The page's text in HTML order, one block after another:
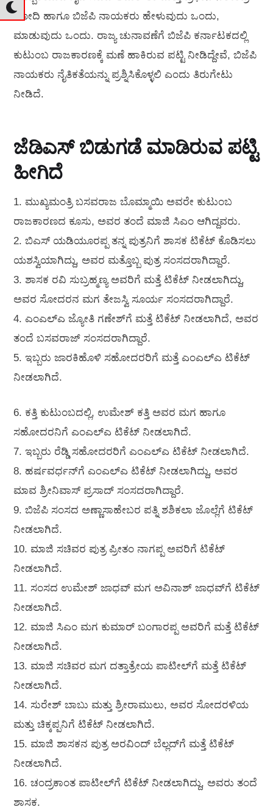
ಮೋದಿ ಹಾಗೂ ಬಿಜೆಪಿ ನಾಯಕರು ಹೇಳುವುದು ಒಂದು,
ಮಾಡುವುದು ಒಂದು. ರಾಜ್ಯ ಚುನಾವಣೆಗೆ ಬಿಜೆಪಿ ಕರ್ನಾಟಕದಲ್ಲಿ
ಕುಟುಂಬ ರಾಜಕಾರಣಕ್ಕೆ ಮಣೆ ಹಾಕಿರುವ ಪಟ್ಟಿ ನೀಡಿದ್ದೇವೆ, ಬಿಜೆಪಿ
ನಾಯಕರು ನೈತಿಕತೆಯನ್ನು ಪ್ರಶ್ನಿಸಿಕೊಳ್ಳಲಿ ಎಂದು ತಿರುಗೇಟು
ನೀಡಿದೆ.
ಜೆಡಿಎಸ್‌ ಬಿಡುಗಡೆ ಮಾಡಿರುವ ಪಟ್ಟಿ
ಹೀಗಿದೆ
1. ಮುಖ್ಯಮಂತ್ರಿ ಬಸವರಾಜ ಬೊಮ್ಮಾಯಿ ಅವರೇ ಕುಟುಂಬ
ರಾಜಕಾರಣದ ಕೂಸು, ಅವರ ತಂದೆ ಮಾಜಿ ಸಿಎಂ ಆಗಿದ್ದವರು.
2. ಬಿಎಸ್‌ ಯಡಿಯೂರಪ್ಪ ತನ್ನ ಪುತ್ರನಿಗೆ ಶಾಸಕ ಟಿಕೆಟ್ ಕೊಡಿಸಲು
ಯಶಸ್ವಿಯಾಗಿದ್ದು, ಅವರ ಮತ್ತೊಬ್ಬ ಪುತ್ರ ಸಂಸದರಾಗಿದ್ದಾರೆ.
3. ಶಾಸಕ ರವಿ ಸುಬ್ರಹ್ಮಣ್ಯ ಅವರಿಗೆ ಮತ್ತೆ ಟಿಕೆಟ್ ನೀಡಲಾಗಿದ್ದು,
ಅವರ ಸೋದರನ ಮಗ ತೇಜಸ್ವಿ ಸೂರ್ಯ ಸಂಸದರಾಗಿದ್ದಾರೆ.
4. ಎಂಎಲ್‌ಎ ಜ್ಯೋತಿ ಗಣೇಶ್‌ಗೆ ಮತ್ತೆ ಟಿಕೆಟ್ ನೀಡಲಾಗಿದೆ, ಅವರ
ತಂದೆ ಬಸವರಾಜ್ ಸಂಸದರಾಗಿದ್ದಾರೆ.
5. ಇಬ್ಬರು ಜಾರಕಿಹೊಳಿ ಸಹೋದರರಿಗೆ ಮತ್ತೆ ಎಂಎಲ್‌ಎ ಟಿಕೆಟ್
ನೀಡಲಾಗಿದೆ.
6. ಕತ್ತಿ ಕುಟುಂಬದಲ್ಲಿ, ಉಮೇಶ್ ಕತ್ತಿ ಅವರ ಮಗ ಹಾಗೂ
ಸಹೋದರನಿಗೆ ಎಂಎಲ್‌ಎ ಟಿಕೆಟ್ ನೀಡಲಾಗಿದೆ.
7. ಇಬ್ಬರು ರೆಡ್ಡಿ ಸಹೋದರರಿಗೆ ಎಂಎಲ್ಎ ಟಿಕೆಟ್ ನೀಡಲಾಗಿದೆ.
8. ಹರ್ಷವರ್ಧನ್‌ಗೆ ಎಂಎಲ್‌ಎ ಟಿಕೆಟ್ ನೀಡಲಾಗಿದ್ದು, ಅವರ
ಮಾವ ಶ್ರೀನಿವಾಸ್ ಪ್ರಸಾದ್ ಸಂಸದರಾಗಿದ್ದಾರೆ.
9. ಬಿಜೆಪಿ ಸಂಸದ ಅಣ್ಣಾಸಾಹೇಬರ ಪತ್ನಿ ಶಶಿಕಲಾ ಜೊಲ್ಲೆಗೆ ಟಿಕೆಟ್
ನೀಡಲಾಗಿದೆ.
10. ಮಾಜಿ ಸಚಿವರ ಪುತ್ರ ಪ್ರೀತಂ ನಾಗಪ್ಪ ಅವರಿಗೆ ಟಿಕೆಟ್
ನೀಡಲಾಗಿದೆ.
11. ಸಂಸದ ಉಮೇಶ್ ಜಾಧವ್ ಮಗ ಅವಿನಾಶ್ ಜಾಧವ್‌ಗೆ ಟಿಕೆಟ್
ನೀಡಲಾಗಿದೆ.
12. ಮಾಜಿ ಸಿಎಂ ಮಗ ಕುಮಾರ್ ಬಂಗಾರಪ್ಪ ಅವರಿಗೆ ಮತ್ತೆ ಟಿಕೆಟ್
ನೀಡಲಾಗಿದೆ.
13. ಮಾಜಿ ಸಚಿವರ ಮಗ ದತ್ತಾತ್ರೇಯ ಪಾಟೀಲ್‌ಗೆ ಮತ್ತೆ ಟಿಕೆಟ್
ನೀಡಲಾಗಿದೆ.
14. ಸುರೇಶ್ ಬಾಬು ಮತ್ತು ಶ್ರೀರಾಮುಲು, ಅವರ ಸೋದರಳಿಯ
ಮತ್ತು ಚಿಕ್ಕಪ್ಪನಿಗೆ ಟಿಕೆಟ್ ನೀಡಲಾಗಿದೆ.
15. ಮಾಜಿ ಶಾಸಕನ ಪುತ್ರ ಅರವಿಂದ್ ಬೆಲ್ಲದ್‌ಗೆ ಮತ್ತೆ ಟಿಕೆಟ್
ನೀಡಲಾಗಿದೆ.
16. ಚಂದ್ರಕಾಂತ ಪಾಟೀಲ್‌ಗೆ ಟಿಕೆಟ್ ನೀಡಲಾಗಿದ್ದು, ಅವರು ತಂದೆ
ಶಾಸಕ.